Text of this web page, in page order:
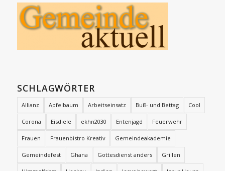
SCHLAGWÖRTER
Allianz Apfelbaum Arbeitseinsatz Buß- und Bettag Cool
Corona Eisdiele ekhn2030 Entenjagd Feuerwehr
Frauen Frauenbistro Kreativ Gemeindeakademie
Gemeindefest Ghana Gottesdienst anders Grillen